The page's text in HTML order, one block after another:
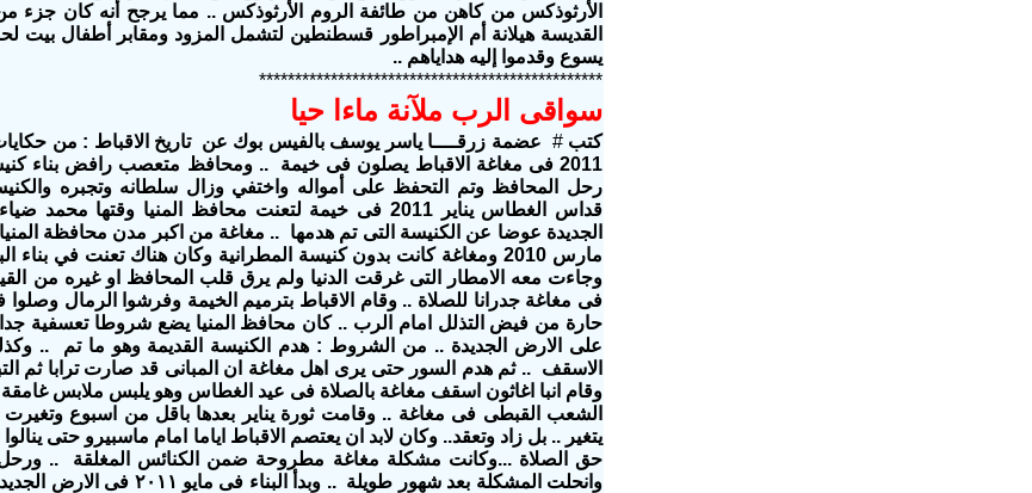
الأرثوذكس من كاهن من طائفة الروم الأرثوذكس .. مما يرجح أنه كان جزء من
القديسة هيلانة أم الإمبراطور قسطنطين لتشمل المزود ومقابر أطفال بيت
يسوع وقدموا إليه هداياهم ..
************************************************
سواقى الرب ملآنة ماءا حيا
كتب# عضمة زرقــــا ياسر يوسف بالفيس بوك عن تاريخ الاقباط : من
2011 فى مغاغة الاقباط يصلون فى خيمة
..ومحافظ متعصب رافض بناء
رحل المحافظ وتم التحفظ على أمواله واختفي وزال سلطانه وتجبره
قداس الغطاس يناير 2011 فى خيمة لتعنت محافظ المنيا
الجديدة عوضا عن الكنيسة التى تم هدمها .. مغاغة من اكبر مدن محافظة
مارس 2010 ومغاغة كانت بدون كنيسة المطرانية وكان هناك تعنت في بناء البديل
وجاءت معه الامطار التى غرقت الدنيا ولم يرق قلب المحافظ او غيره من
فى مغاغة جدرانا للصلاة .. وقام الاقباط بترميم الخيمة وفرشوا الرمال
حارة من فيض التذلل امام الرب ..كان محافظ المنيا يضع شروطا تعسفية جدا
على الارض الجديدة .. من الشروط : هدم الكنيسة القديمة وهو ما تم ..
الاسقف ..ثم هدم السور حتى يرى اهل مغاغة ان المبانى قد صارت ترابا ثم
وقام انبا اغاثون اسقف مغاغة بالصلاة فى عيد الغطاس وهو يلبس ملابس غامقة
الشعب القبطى فى مغاغة .. وقامت ثورة يناير بعدها باقل من اسبوع
يتغير .. بل زاد وتعقد.. وكان لابد ان يعتصم الاقباط اياما امام ماسبيرو حتى
حق الصلاة ...وكانت مشكلة مغاغة مطروحة ضمن الكنائس المغلقة
..
وانحلت المشكلة بعد شهور طويلة .. وبدأ البناء فى مايو ٢٠١١ فى الارض الجديدة على مساحة تقرب من فدان ..